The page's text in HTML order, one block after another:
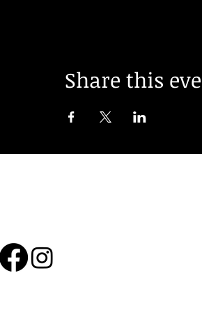
Share this